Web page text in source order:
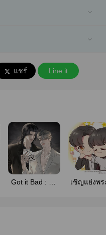
แชร์ Line it
Got it Bad : น้ำ
เชิญแย่งพร